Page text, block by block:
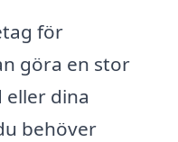
för
göra en stor
dina
behöver